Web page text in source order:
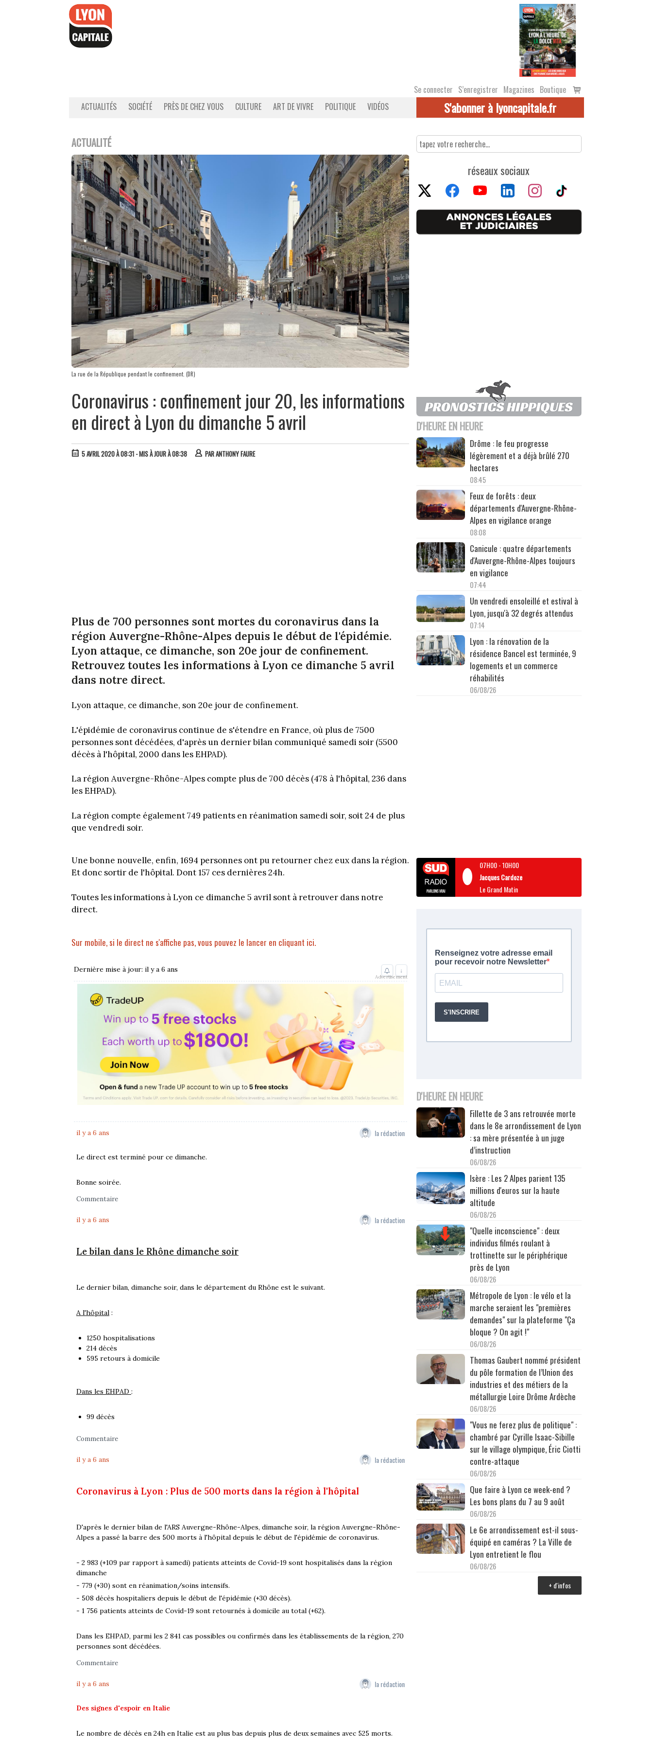
Se connecter S’enregistrer Magazines Boutique
Voir
le
ACTUALITÉS SOCIÉTÉ PRÈS DE CHEZ VOUS CULTURE ART DE VIVRE POLITIQUE VIDÉOS S'abonner à lyoncapitale.fr
ACTUALITÉ
La rue de la République pendant le confinement. (DR)
Coronavirus : confinement jour 20, les informations
en direct à Lyon du dimanche 5 avril
5 AVRIL 2020 À 08:31 - MIS À JOUR À 08:38 PARANTHONY FAURE
Plus de 700 personnes sont mortes du coronavirus dans la
région Auvergne-Rhône-Alpes depuis le début de l'épidémie.
Lyon attaque, ce dimanche, son 20e jour de confinement.
Retrouvez toutes les informations à Lyon ce dimanche 5 avril
dans notre direct.
Lyon attaque, ce dimanche, son 20e jour de confinement.
L'épidémie de coronavirus continue de s'étendre en France, où plus de 7500
personnes sont décédées, d'après un dernier bilan communiqué samedi soir (5500
décès à l'hôpital, 2000 dans les EHPAD).
La région Auvergne-Rhône-Alpes compte plus de 700 décès (478 à l'hôpital, 236 dans
les EHPAD).
La région compte également 749 patients en réanimation samedi soir, soit 24 de plus
que vendredi soir.
Une bonne nouvelle, enfin, 1694 personnes ont pu retourner chez eux dans la région.
Et donc sortir de l'hôpital. Dont 157 ces dernières 24h.
Toutes les informations à Lyon ce dimanche 5 avril sont à retrouver dans notre
direct.
Sur mobile, si le direct ne s'affiche pas, vous pouvez le lancer en cliquant ici.
Dernière mise à jour: il y a 6 ans ↓
Advertisement
il y a 6 ans la rédaction
Le direct est terminé pour ce dimanche.
Bonne soirée.
Commentaire
il y a 6 ans la rédaction
Le bilan dans le Rhône dimanche soir
Le dernier bilan, dimanche soir, dans le département du Rhône est le suivant.
A l'hôpital :
1250 hospitalisations
214 décès
595 retours à domicile
Dans les EHPAD :
99 décès
Commentaire
il y a 6 ans la rédaction
Coronavirus à Lyon : Plus de 500 morts dans la région à l'hôpital
D'après le dernier bilan de l'ARS Auvergne-Rhône-Alpes, dimanche soir, la région Auvergne-Rhône-
Alpes a passé la barre des 500 morts à l'hôpital depuis le début de l'épidémie de coronavirus.
- 2 983 (+109 par rapport à samedi) patients atteints de Covid-19 sont hospitalisés dans la région
dimanche
- 779 (+30) sont en réanimation/soins intensifs.
- 508 décès hospitaliers depuis le début de l'épidémie (+30 décès).
- 1 756 patients atteints de Covid-19 sont retournés à domicile au total (+62).
Dans les EHPAD, parmi les 2 841 cas possibles ou confirmés dans les établissements de la région, 270
personnes sont décédées.
Commentaire
il y a 6 ans la rédaction
Des signes d'espoir en Italie
Le nombre de décès en 24h en Italie est au plus bas depuis plus de deux semaines avec 525 morts.
réseaux sociaux
D'HEURE EN HEURE
Drôme : le feu progresse
légèrement et a déjà brûlé 270
hectares
08:45
Feux de forêts : deux
départements d'Auvergne-Rhône-
Alpes en vigilance orange
08:08
Canicule : quatre départements
d'Auvergne-Rhône-Alpes toujours
en vigilance
07:44
Un vendredi ensoleillé et estival à
Lyon, jusqu'à 32 degrés attendus
07:14
Lyon : la rénovation de la
résidence Bancel est terminée, 9
logements et un commerce
réhabilités
06/08/26
07H00-10H00
Jacques Cardoze
Le Grand Matin
D'HEURE EN HEURE
Fillette de 3 ans retrouvée morte
dans le 8e arrondissement de Lyon
: sa mère présentée à un juge
d’instruction
06/08/26
Isère : Les 2 Alpes parient 135
millions d'euros sur la haute
altitude
06/08/26
"Quelle inconscience" : deux
individus filmés roulant à
trottinette sur le périphérique
près de Lyon
06/08/26
Métropole de Lyon : le vélo et la
marche seraient les "premières
demandes" sur la plateforme "Ça
bloque ? On agit !"
06/08/26
Thomas Gaubert nommé président
du pôle formation de l’Union des
industries et des métiers de la
métallurgie Loire Drôme Ardèche
06/08/26
"Vous ne ferez plus de politique" :
chambré par Cyrille Isaac-Sibille
sur le village olympique, Éric Ciotti
contre-attaque
06/08/26
Que faire à Lyon ce week-end ?
Les bons plans du 7 au 9 août
06/08/26
Le 6e arrondissement est-il sous-
équipé en caméras ? La Ville de
Lyon entretient le flou
06/08/26
+ d'infos